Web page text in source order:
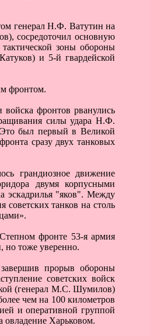
генерал Н.Ф. Ватутин на
сосредоточил основную
зоны обороны
и 5-й гвардейской
фронтом.
войска фронтов рванулись
силы удара Н.Ф.
был первый в Великой
сразу двух танковых
грандиозное движение
двумя корпусными
эскадрилья "яков". Между
советских танков на столь
фронте 53-я армия
но тоже уверенно.
прорыв обороны
советских войск
(генерал М.С. Шумилов)
чем на 100 километров
и оперативной группой
овладение Харьковом.